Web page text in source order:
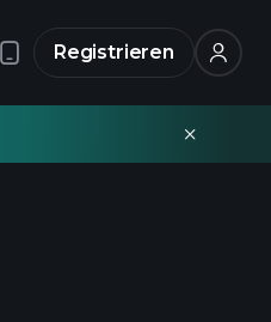
Registrieren